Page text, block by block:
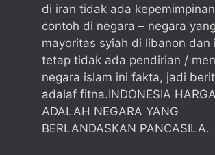
di iran tidak ada
contoh di negara – negara yang
mayoritas syiah di libanon dan
tetap tidak ada pendirian /
negara islam ini fakta, jadi
adalaf fitna.INDONESIA
ADALAH NEGARA YANG
BERLANDASKAN PANCASILA.